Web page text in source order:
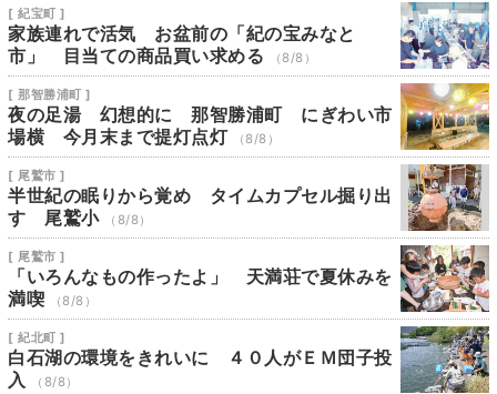
[ 紀宝町 ]
家族連れで活気 お盆前の「紀の宝みなと
市」 目当ての商品買い求める
（8/8）
[ 那智勝浦町 ]
夜の足湯 幻想的に 那智勝浦町 にぎわい市
場横 今月末まで提灯点灯
（8/8）
[ 尾鷲市 ]
半世紀の眠りから覚め タイムカプセル掘り出
す 尾鷲小
（8/8）
[ 尾鷲市 ]
「いろんなもの作ったよ」 天満荘で夏休みを
満喫
（8/8）
[ 紀北町 ]
白石湖の環境をきれいに ４０人がＥＭ団子投
入
（8/8）